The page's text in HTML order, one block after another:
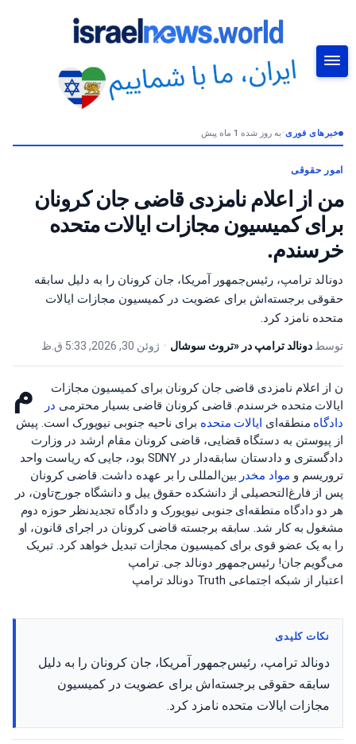
خبرهای فوری•به روز شده 1 ماه پیش
امور حقوقی
من از اعلام نامزدی قاضی جان کرونان
برای کمیسیون مجازات ایالات متحده
خرسندم.
دونالد ترامپ، رئیس‌جمهور آمریکا، جان کرونان را به دلیل سابقه
حقوقی برجسته‌اش برای عضویت در کمیسیون مجازات ایالات
متحده نامزد کرد.
توسط دونالد ترامپ در «تروث سوشال • ژوئن 30, 2026, 5:33 ق.ظ
م
ن از اعلام نامزدی قاضی جان کرونان برای کمیسیون مجازات
ایالات متحده خرسندم. قاضی کرونان قاضی بسیار محترمی در
دادگاه منطقه‌ای ایالات متحده برای ناحیه جنوبی نیویورک است. پیش
از پیوستن به دستگاه قضایی، قاضی کرونان مقام ارشد در وزارت
دادگستری و دادستان سابقه‌دار در SDNY بود، جایی که ریاست واحد
تروریسم و مواد مخدر بین‌المللی را بر عهده داشت. قاضی کرونان
پس از فارغ‌التحصیلی از دانشکده حقوق ییل و دانشگاه جورج‌تاون، در
هر دو دادگاه منطقه‌ای جنوبی نیویورک و دادگاه تجدیدنظر حوزه دوم
مشغول به کار شد. سابقه برجسته قاضی کرونان در اجرای قانون، او
را به یک عضو قوی برای کمیسیون مجازات تبدیل خواهد کرد. تبریک
می‌گویم جان! رئیس‌جمهور دونالد جی. ترامپ
اعتبار از شبکه اجتماعی Truth دونالد ترامپ
نکات کلیدی
دونالد ترامپ، رئیس‌جمهور آمریکا، جان کرونان را به دلیل
سابقه حقوقی برجسته‌اش برای عضویت در کمیسیون
مجازات ایالات متحده نامزد کرد.